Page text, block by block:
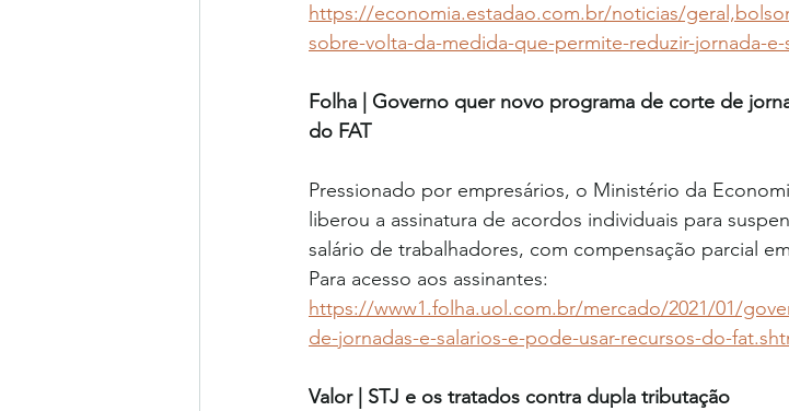
https://economia.estadao.com.br/noticias/
sobre-volta-da-medida-que-permite-reduzir-jornada-e-
Folha | Governo quer novo programa de corte de
do FAT
Pressionado por empresários, o Ministério da
liberou a assinatura de acordos individuais para
salário de trabalhadores, com compensação parcial
Para acesso aos assinantes:
https://www1.folha.uol.com.br/mercado/2021/01/
de-jornadas-e-salarios-e-pode-usar-recursos-do-
Valor | STJ e os tratados contra dupla tributação